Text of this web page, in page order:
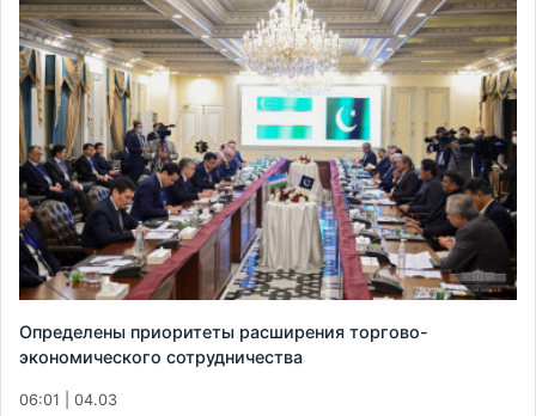
Определены приоритеты расширения торгово-
экономического сотрудничества
06:01 | 04.03